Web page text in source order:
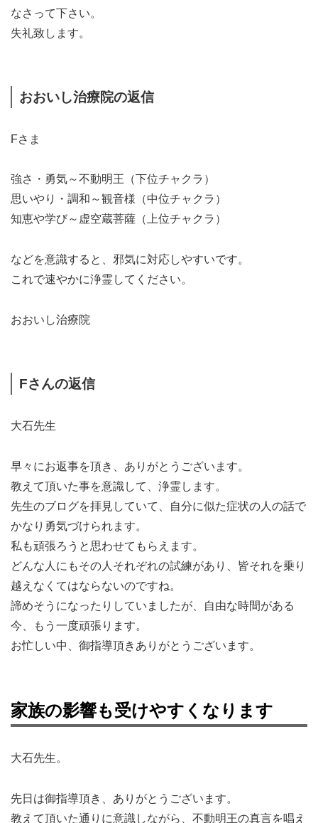
なさって下さい。
失礼致します。
おおいし治療院の返信
Fさま
強さ・勇気～不動明王（下位チャクラ）
思いやり・調和～観音様（中位チャクラ）
知恵や学び～虚空蔵菩薩（上位チャクラ）
などを意識すると、邪気に対応しやすいです。
これで速やかに浄霊してください。
おおいし治療院
Fさんの返信
大石先生
早々にお返事を頂き、ありがとうございます。
教えて頂いた事を意識して、浄霊します。
先生のブログを拝見していて、自分に似た症状の人の話で
かなり勇気づけられます。
私も頑張ろうと思わせてもらえます。
どんな人にもその人それぞれの試練があり、皆それを乗り
越えなくてはならないのですね。
諦めそうになったりしていましたが、自由な時間がある
今、もう一度頑張ります。
お忙しい中、御指導頂きありがとうございます。
家族の影響も受けやすくなります
大石先生。
先日は御指導頂き、ありがとうございます。
教えて頂いた通りに意識しながら、不動明王の真言を唱え